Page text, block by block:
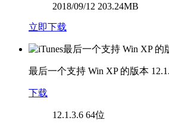
2018/09/12 203.24MB
立即下载
最后一个支持 Win XP 的版本
下载
12.1.3.6 64位